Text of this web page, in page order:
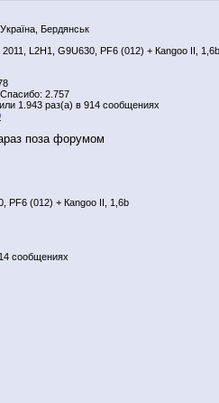
Бердянськ
2011, L2H1, G9U630, PF6 (012) + Каngoo II, 1,6b
2.757
1.943 раз(а) в 914 сообщениях
PF6 (012) + Каngoo II, 1,6b
сообщениях